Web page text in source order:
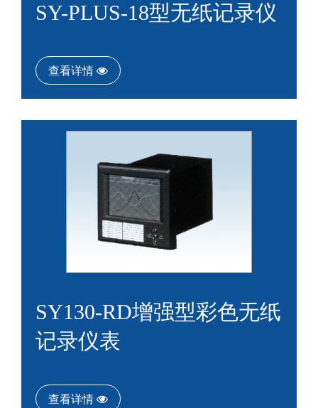
SY-PLUS-18型无纸记录仪
查看详情
SY130-RD增强型彩色无纸
记录仪表
查看详情